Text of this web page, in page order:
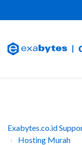
Exabytes.co.id
Hosting Murah